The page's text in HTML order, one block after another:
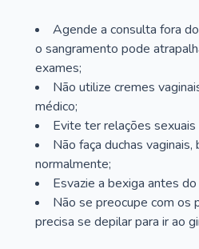
Agende a consulta fora
o sangramento pode
exames;
Não utilize cremes
médico;
Evite ter relações
Não faça duchas
normalmente;
Esvazie a bexiga antes
Não se preocupe com os
precisa se depilar para ir ao